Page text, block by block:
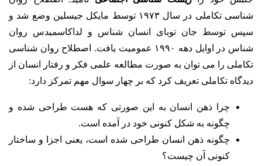
شناسی تکاملی در سال ۱۹۷۳ توسط مایکل جیسلین وضع شد و
سپس توسط جان توبای انسان شناس و لداکاسمیدس روان
شناس در اوایل دهه ۱۹۹۰ عمومیت یافت. اصطلاح روان شناسی
تکاملی را می توان به صورت مطالعه علمی فکر و رفتار انسان از
دیدگاه تکاملی تعریف کرد که بر چهار سوال مهم تمرکز دارد:
چرا ذهن انسان به این صورتی که هست طراحی شده و
چگونه به شکل کنونی خود در آمده است.
چگونه ذهن انسان طراحی شده است، یعنی اجزا و ساختار
کنونی آن چیست؟